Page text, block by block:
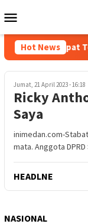
ke
Mobile
Hot News
Empat
Jumat, 21 April 2023 - 16:18
Ricky
Saya
inimedan.com-
mata. Anggota
HEADLNE
NASIONAL